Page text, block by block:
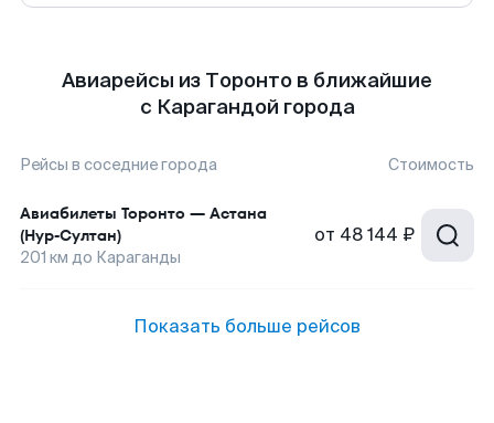
Авиарейсы из Торонто в ближайшие
с Карагандой города
Рейсы в соседние города Стоимость
Авиабилеты Торонто — Астана
(Нур-Султан)
201 км до Караганды
от 48 144 ₽
Показать больше рейсов